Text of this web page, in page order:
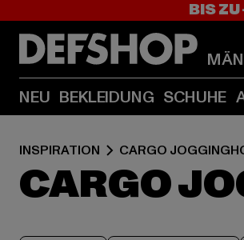
BIS
NEU BEKLEIDUNG SCHUHE
INSPIRATION CARGO
CARGO